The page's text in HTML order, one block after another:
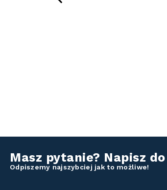
Masz pytanie? Napisz
Odpiszemy najszybciej jak to możliwe!